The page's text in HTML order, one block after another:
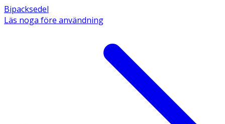
Bipacksedel
Läs noga före användning